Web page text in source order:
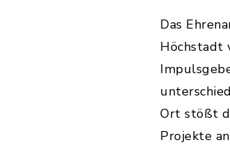
Das
Höchstadt
Ort stößt
Projekte